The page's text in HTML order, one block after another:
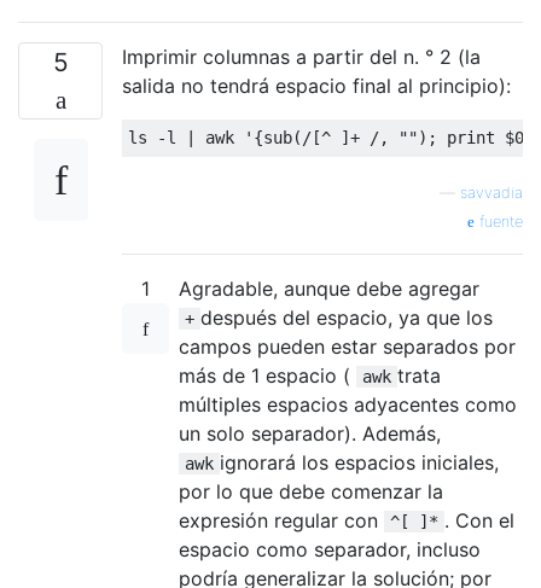
5
Imprimir columnas a partir del n. ° 2 (la
salida no tendrá espacio final al principio):
ls -l | awk '{sub(/[^ ]+ /, ""); print
savvadia
fuente
1 Agradable, aunque debe agregar
+ después del espacio, ya que los
campos pueden estar separados por
más de 1 espacio (
awk trata
múltiples espacios adyacentes como
un solo separador). Además,
awk ignorará los espacios iniciales,
por lo que debe comenzar la
expresión regular con
^[ ]* . Con el
espacio como separador, incluso
podría generalizar la solución; por